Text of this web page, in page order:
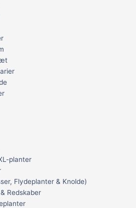
planter
Flydeplanter & Knolde)
Redskaber